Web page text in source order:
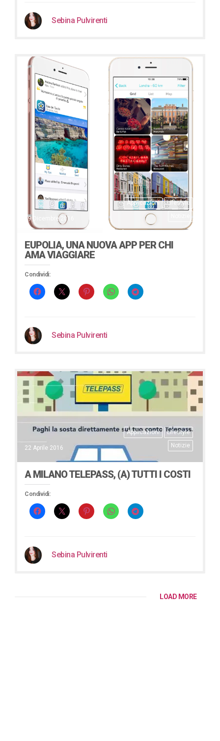
Sebina Pulvirenti
Applicazioni
Lifestyle
29 Dicembre 2016
EUPOLIA, UNA NUOVA APP PER CHI
AMA VIAGGIARE
Condividi:
Sebina Pulvirenti
Applicazioni
Lifestyle
Notizie
22 Aprile 2016
A MILANO TELEPASS, (A) TUTTI I COSTI
Condividi:
Sebina Pulvirenti
LOAD MORE